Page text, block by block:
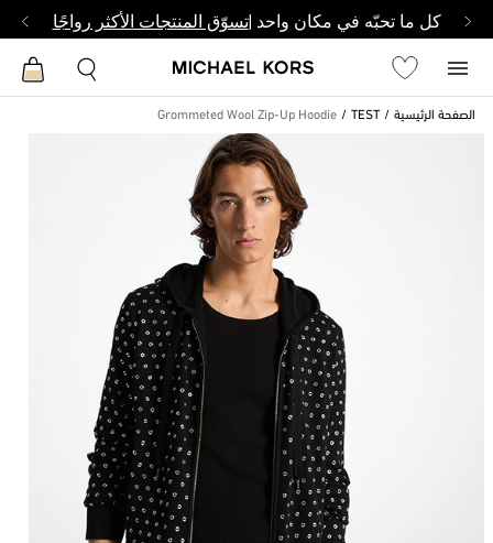
كل ما تحبّه في مكان واحد |تسوّق المنتجات الأكثر رواجًا
الصفحة الرئيسية TEST
Grommeted Wool Zip-Up Hoodie